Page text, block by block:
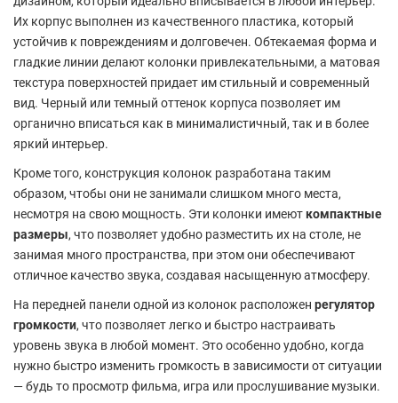
Их корпус выполнен из качественного пластика, который
устойчив к повреждениям и долговечен. Обтекаемая форма и
гладкие линии делают колонки привлекательными, а матовая
текстура поверхностей придает им стильный и современный
вид. Черный или темный оттенок корпуса позволяет им
органично вписаться как в минималистичный, так и в более
яркий интерьер.
Кроме того, конструкция колонок разработана таким
образом, чтобы они не занимали слишком много места,
несмотря на свою мощность. Эти колонки имеют компактные
размеры, что позволяет удобно разместить их на столе, не
занимая много пространства, при этом они обеспечивают
отличное качество звука, создавая насыщенную атмосферу.
На передней панели одной из колонок расположен регулятор
громкости, что позволяет легко и быстро настраивать
уровень звука в любой момент. Это особенно удобно, когда
нужно быстро изменить громкость в зависимости от ситуации
— будь то просмотр фильма, игра или прослушивание музыки.